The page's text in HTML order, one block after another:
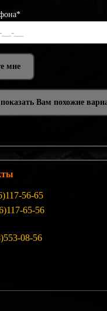
Вам похожие
56-65
65-56
08-56